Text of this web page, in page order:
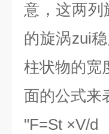
意，这两列
的旋涡zui
柱状物的宽
面的公式来
"F=St ×V/d